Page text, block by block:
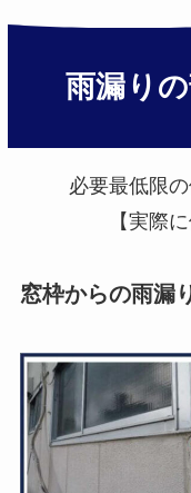
雨漏り
必要最低限
【実際
窓枠からの雨漏